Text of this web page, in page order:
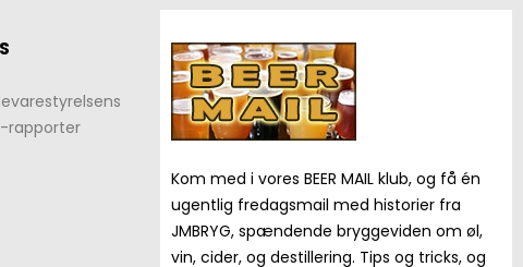
rapporter
Kom med i vores BEER MAIL klub, og få én
ugentlig fredagsmail med historier fra
JMBRYG, spændende bryggeviden om øl,
vin, cider, og destillering. Tips og tricks, og